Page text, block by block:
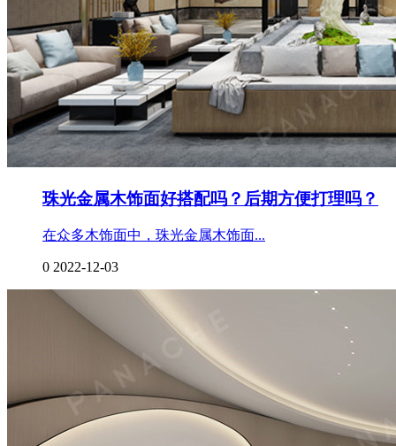
珠光金属木饰面好搭配吗？后期方便打理吗？
在众多木饰面中，珠光金属木饰面...
0 2022-12-03